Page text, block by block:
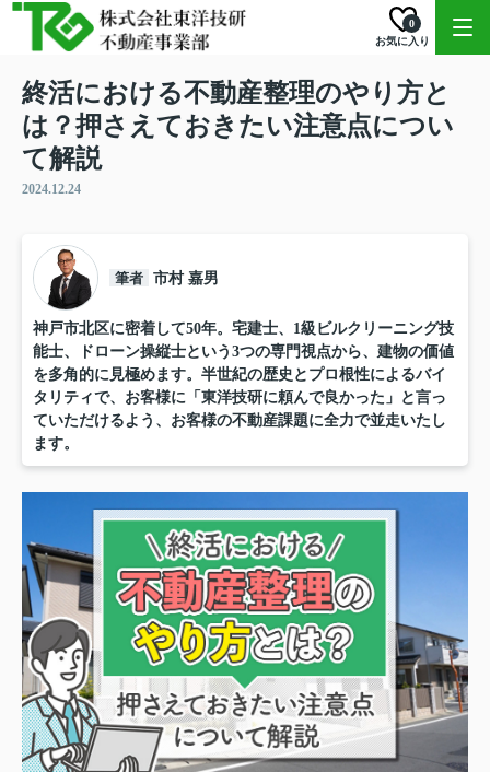
お気に入り
0
終活における不動産整理のやり方と
は？押さえておきたい注意点につい
て解説
2024.12.24
筆者 市村 嘉男
神戸市北区に密着して50年。宅建士、1級ビルクリーニング技
能士、ドローン操縦士という3つの専門視点から、建物の価値
を多角的に見極めます。半世紀の歴史とプロ根性によるバイ
タリティで、お客様に「東洋技研に頼んで良かった」と言っ
ていただけるよう、お客様の不動産課題に全力で並走いたし
ます。